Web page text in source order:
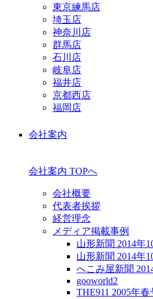
東京練馬店
埼玉店
神奈川店
群馬店
石川店
岐阜店
福井店
京都西店
福岡店
会社案内
会社案内 TOPへ
会社概要
代表者挨拶
経営理念
メディア掲載事例
山形新聞 2014年
山形新聞 2014年
へこみ屋新聞
gooworld2
THE911 2005年春